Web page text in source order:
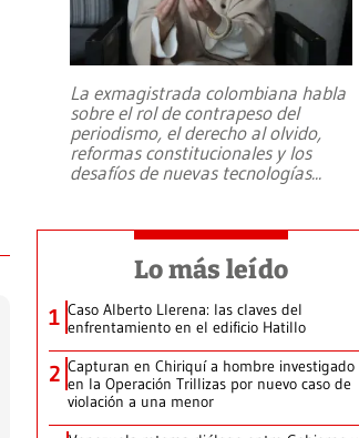
La exmagistrada colombiana habla
sobre el rol de contrapeso del
periodismo, el derecho al olvido,
reformas constitucionales y los
desafíos de nuevas tecnologías...
Lo más leído
1 Caso Alberto Llerena: las claves del
enfrentamiento en el edificio Hatillo
2 Capturan en Chiriquí a hombre investigado
en la Operación Trillizas por nuevo caso de
violación a una menor